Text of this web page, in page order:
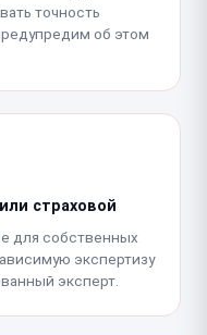
точность
об этом
страховой
для собственных
экспертизу
эксперт.